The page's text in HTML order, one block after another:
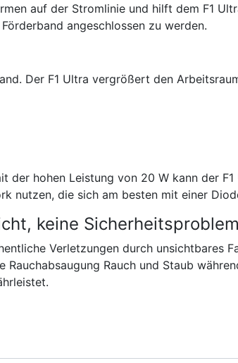
auf der Stromlinie und hilft dem F1
angeschlossen zu werden.
Der F1 Ultra vergrößert den
der hohen Leistung von 20 W kann der
nutzen, die sich am besten mit einer
keine
Verletzungen durch unsichtbares
Rauch und Staub